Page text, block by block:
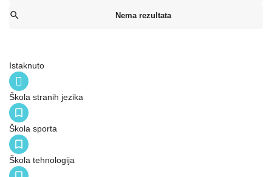
Nema rezultata
Istaknuto
Škola stranih jezika
Škola sporta
Škola tehnologija